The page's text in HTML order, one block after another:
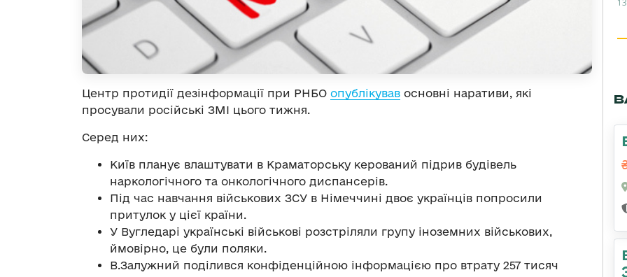
Центр протидії дезінформації при РНБО опублікував основні наративи, які
просували російські ЗМІ цього тижня.
Серед них:
Київ планує влаштувати в Краматорську керований підрив будівель
наркологічного та онкологічного диспансерів.
Під час навчання військових ЗСУ в Німеччині двоє українців попросили
притулок у цієї країни.
У Вугледарі українські військові розстріляли групу іноземних військових,
ймовірно, це були поляки.
В.Залужний поділився конфіденційною інформацією про втрату 257 тисяч